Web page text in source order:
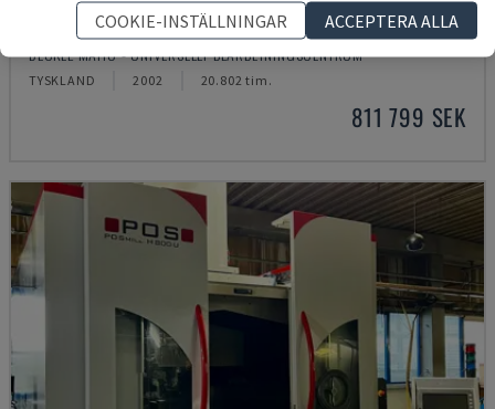
DMC 160 U HI-DYN
DECKEL MAHO - UNIVERSELLT BEARBETNINGSCENTRUM
TYSKLAND 2002 20.802 tim.
811 799 SEK
COOKIE-INSTÄLLNINGAR
ACCEPTERA ALLA